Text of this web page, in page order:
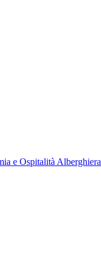
e Ospitalità Alberghiera